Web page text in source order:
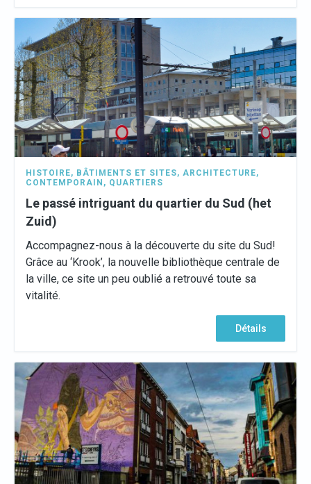
HISTOIRE, BÂTIMENTS ET SITES, ARCHITECTURE,
CONTEMPORAIN , QUARTIERS
Le passé intriguant du quartier du Sud (het
Zuid)
Accompagnez-nous à la découverte du site du Sud!
Grâce au ‘Krook’, la nouvelle bibliothèque centrale de
la ville, ce site un peu oublié a retrouvé toute sa
vitalité.
Détails